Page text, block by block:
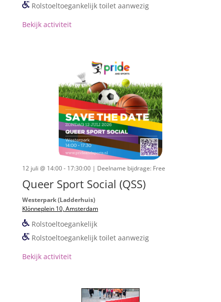
Rolstoeltoegankelijk toilet aanwezig
Bekijk activiteit
12 juli @ 14:00 - 17:30:00 | Deelname bijdrage: Free
Queer Sport Social (QSS)
Westerpark (Ladderhuis)
Klönneplein 10, Amsterdam
Rolstoeltoegankelijk
Rolstoeltoegankelijk toilet aanwezig
Bekijk activiteit